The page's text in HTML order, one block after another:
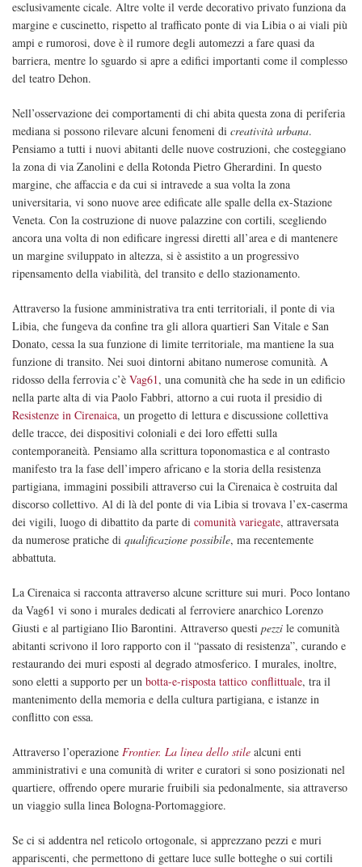
esclusivamente cicale. Altre volte il verde decorativo privato funziona da
margine e cuscinetto, rispetto al trafficato ponte di via Libia o ai viali più
ampi e rumorosi, dove è il rumore degli automezzi a fare quasi da
barriera, mentre lo sguardo si apre a edifici importanti come il complesso
del teatro Dehon.
Nell’osservazione dei comportamenti di chi abita questa zona di periferia
mediana si possono rilevare alcuni fenomeni di creatività urbana.
Pensiamo a tutti i nuovi abitanti delle nuove costruzioni, che costeggiano
la zona di via Zanolini e della Rotonda Pietro Gherardini. In questo
margine, che affaccia e da cui si intravede a sua volta la zona
universitaria, vi sono nuove aree edificate alle spalle della ex-Stazione
Veneta. Con la costruzione di nuove palazzine con cortili, scegliendo
ancora una volta di non edificare ingressi diretti all’area e di mantenere
un margine sviluppato in altezza, si è assistito a un progressivo
ripensamento della viabilità, del transito e dello stazionamento.
Attraverso la fusione amministrativa tra enti territoriali, il ponte di via
Libia, che fungeva da confine tra gli allora quartieri San Vitale e San
Donato, cessa la sua funzione di limite territoriale, ma mantiene la sua
funzione di transito. Nei suoi dintorni abitano numerose comunità. A
ridosso della ferrovia c’è Vag61, una comunità che ha sede in un edificio
nella parte alta di via Paolo Fabbri, attorno a cui ruota il presidio di
Resistenze in Cirenaica, un progetto di lettura e discussione collettiva
delle tracce, dei dispositivi coloniali e dei loro effetti sulla
contemporaneità. Pensiamo alla scrittura toponomastica e al contrasto
manifesto tra la fase dell’impero africano e la storia della resistenza
partigiana, immagini possibili attraverso cui la Cirenaica è costruita dal
discorso collettivo. Al di là del ponte di via Libia si trovava l’ex-caserma
dei vigili, luogo di dibattito da parte di comunità variegate, attraversata
da numerose pratiche di qualificazione possibile, ma recentemente
abbattuta.
La Cirenaica si racconta attraverso alcune scritture sui muri. Poco lontano
da Vag61 vi sono i murales dedicati al ferroviere anarchico Lorenzo
Giusti e al partigiano Ilio Barontini. Attraverso questi pezzi le comunità
abitanti scrivono il loro rapporto con il “passato di resistenza”, curando e
restaurando dei muri esposti al degrado atmosferico. I murales, inoltre,
sono eletti a supporto per un botta-e-risposta tattico conflittuale, tra il
mantenimento della memoria e della cultura partigiana, e istanze in
conflitto con essa.
Attraverso l’operazione Frontier. La linea dello stile alcuni enti
amministrativi e una comunità di writer e curatori si sono posizionati nel
quartiere, offrendo opere murarie fruibili sia pedonalmente, sia attraverso
un viaggio sulla linea Bologna-Portomaggiore.
Se ci si addentra nel reticolo ortogonale, si apprezzano pezzi e muri
appariscenti, che permettono di gettare luce sulle botteghe o sui cortili